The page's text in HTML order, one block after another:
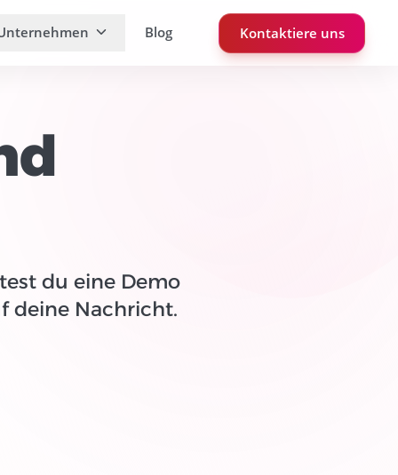
Blog Kontaktiere uns
du eine Demo
deine Nachricht.